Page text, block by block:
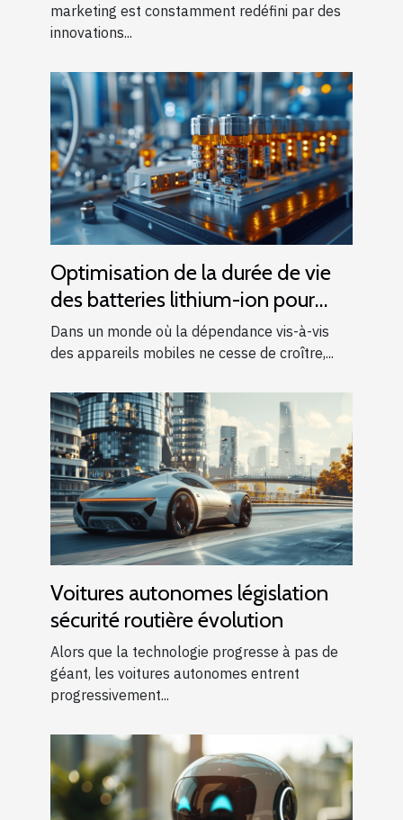
marketing est constamment redéfini par des
innovations...
Optimisation de la durée de vie
des batteries lithium-ion pour
appareils mobiles
Dans un monde où la dépendance vis-à-vis
des appareils mobiles ne cesse de croître,...
Voitures autonomes législation
sécurité routière évolution
Alors que la technologie progresse à pas de
géant, les voitures autonomes entrent
progressivement...